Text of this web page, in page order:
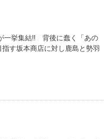
一挙集結!! 背後に蠢く「あの
す坂本商店に対し鹿島と勢羽